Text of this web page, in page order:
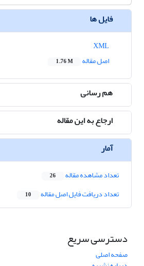
فایل ها
اصل مقاله
1.76 M
هم رسانی
ارجاع به این مقاله
آمار
تعداد مشاهده مقاله 26
تعداد دریافت فایل اصل مقاله 10
دسترسی سریع
صفحه اصلی